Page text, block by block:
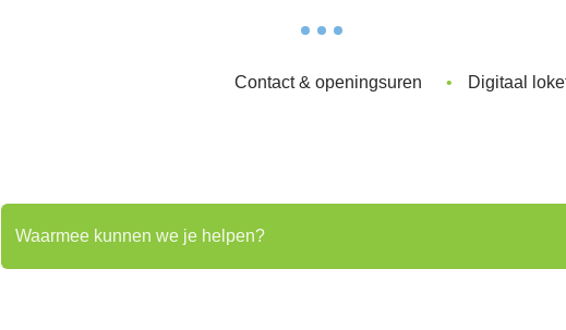
Contact & openingsuren Digitaal
Waarmee kunnen we je helpen?